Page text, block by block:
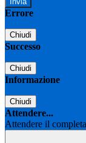
Errore
Chiudi
Successo
Chiudi
Informazione
Chiudi
Attendere...
Attendere il